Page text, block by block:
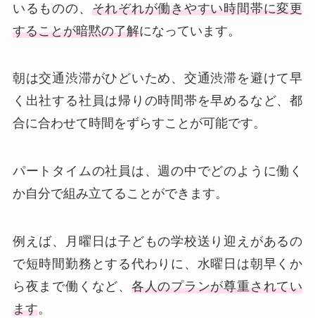
いるものの、 それぞれが働きやすい時間帯に変更
することが暗黙の了解になっています。
朝は交通渋滞がひどいため、交通渋滞を避けて早
く出社する社員は帰りの時間帯を早めるなど、都
合に合わせて時間をずらすことが可能です。
パートタイムの社員は、週の中でどのように働く
か自分で組み立てることができます。
例えば、月曜日は子どもの学校送り迎えがあるの
で短時間勤務とする代わりに、水曜日は朝早くか
ら夜まで働くなど、 各人のプランが尊重されてい
ます。